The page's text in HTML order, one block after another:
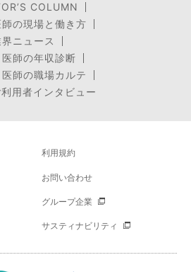
COLUMN
師の現場と働き方
ニュース
医師の年収診断
医師の職場カルテ
用者インタビュー
利用規約
お問い合わせ
グループ企業
サスティナビリティ